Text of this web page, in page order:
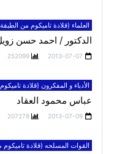
العلماء (قلادة تاميكوم من
الدكتور / احمد حسن
2013-07-07
252099
الأدباء و المفكرون (قلادة
عباس محمود العقاد
2013-07-09
207278
القوات المسلحه (قلادة تاميكوم